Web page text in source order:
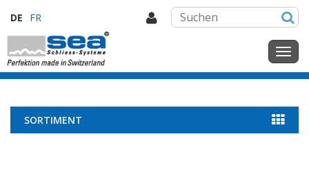
DE FR
SORTIMENT